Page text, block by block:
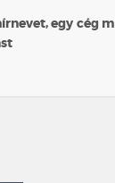
egy cég